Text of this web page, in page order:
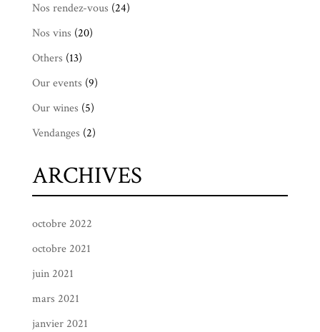
Nos rendez-vous (24)
Nos vins (20)
Others (13)
Our events (9)
Our wines (5)
Vendanges (2)
ARCHIVES
octobre 2022
octobre 2021
juin 2021
mars 2021
janvier 2021